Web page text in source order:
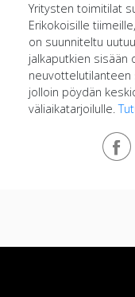
Yritysten toimitilat
Erikokoisille
on suunniteltu
jalkaputkien sisään
neuvottelutilanteen
jolloin pöydän
väliaikatarjoilulle.